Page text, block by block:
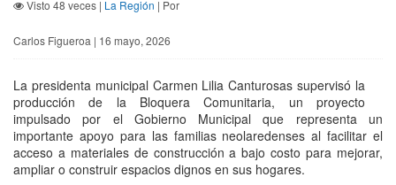
Visto 48 veces | La Región | Por
Carlos Figueroa | 16 mayo, 2026
La presidenta municipal Carmen Lilia Canturosas supervisó la
producción de la Bloquera Comunitaria, un proyecto
impulsado por el Gobierno Municipal que representa un
importante apoyo para las familias neolaredenses al facilitar el
acceso a materiales de construcción a bajo costo para mejorar,
ampliar o construir espacios dignos en sus hogares.